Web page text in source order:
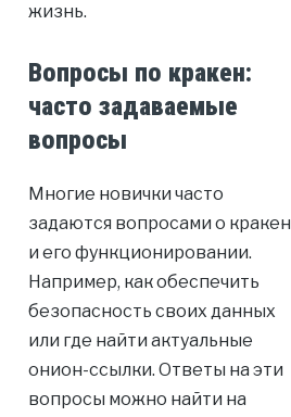
жизнь.
Вопросы по кракен:
часто задаваемые
вопросы
Многие новички часто
задаются вопросами о кракен
и его функционировании.
Например, как обеспечить
безопасность своих данных
или где найти актуальные
онион-ссылки. Ответы на эти
вопросы можно найти на